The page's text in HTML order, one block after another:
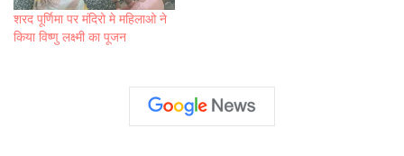
शरद पूर्णिमा पर मंदिरो मे महिलाओ ने
किया विष्णु लक्ष्मी का पूजन